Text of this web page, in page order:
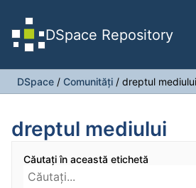
DSpace Repository
DSpace / Comunități / dreptul mediului
dreptul mediului
Căutați în această etichetă